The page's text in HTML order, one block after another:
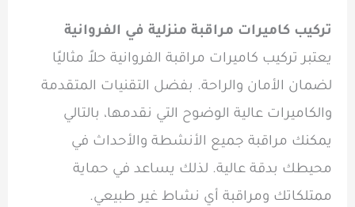
تركيب كاميرات مراقبة منزلية في الفروانية
يعتبر تركيب كاميرات مراقبة الفروانية حلاً مثاليًا
لضمان الأمان والراحة. بفضل التقنيات المتقدمة
والكاميرات عالية الوضوح التي نقدمها، بالتالي
يمكنك مراقبة جميع الأنشطة والأحداث في
محيطك بدقة عالية. لذلك يساعد في حماية
ممتلكاتك ومراقبة أي نشاط غير طبيعي.